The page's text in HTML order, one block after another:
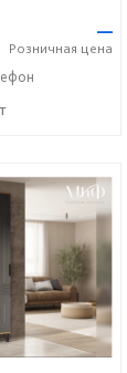
—
Розничная цена
37